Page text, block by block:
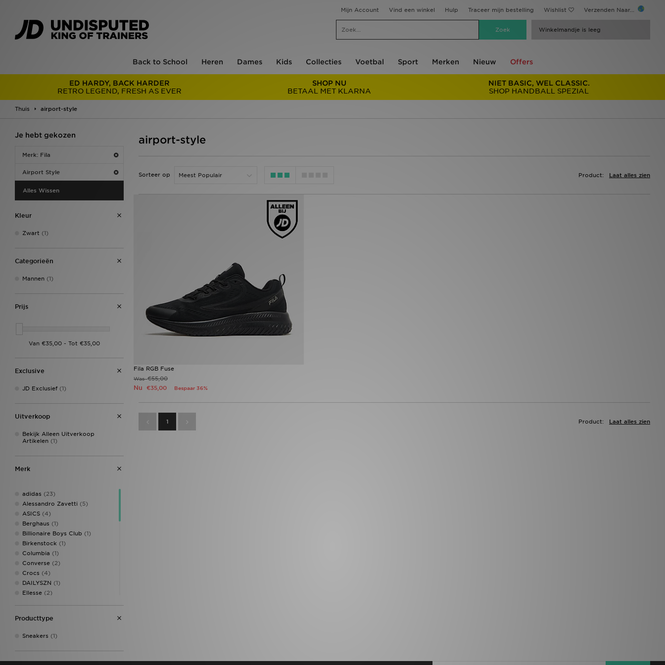
Mijn Account Vind een winkel Hulp Traceer mijn bestelling Wishlist Verzenden Naar...
Winkelmandje is leeg
Back to School Heren Dames Kids Collecties Voetbal Sport Merken Nieuw Offers
ED HARDY, BACK HARDER
RETRO LEGEND, FRESH AS EVER
SHOP NU
BETAAL MET KLARNA
NIET BASIC, WEL CLASSIC.
SHOP HANDBALL SPEZIAL
Thuis airport-style
Je hebt gekozen
Merk: Fila
Airport Style
Alles Wissen
Kleur
Zwart (1)
Categorieën
Mannen (1)
Prijs
Exclusive
JD Exclusief (1)
Uitverkoop
Bekijk Alleen Uitverkoop
Artikelen (1)
Merk
adidas (23)
Alessandro Zavetti (5)
ASICS (4)
Berghaus (1)
Billionaire Boys Club (1)
Birkenstock (1)
Columbia (1)
Converse (2)
Crocs (4)
DAILYSZN (1)
Ellesse (2)
HOKA (1)
Jordan (8)
Lacoste (5)
Producttype
Sneakers (1)
airport-style
Sorteer op Laat alles zien
Product:
Fila RGB Fuse
Was€55,00
Nu €35,00 Bespaar 36%
1 Laat alles zien
Product: